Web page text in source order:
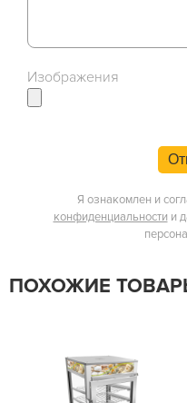
Изображения
Я ознакомлен и
конфиденциальности и
ПОХОЖИЕ